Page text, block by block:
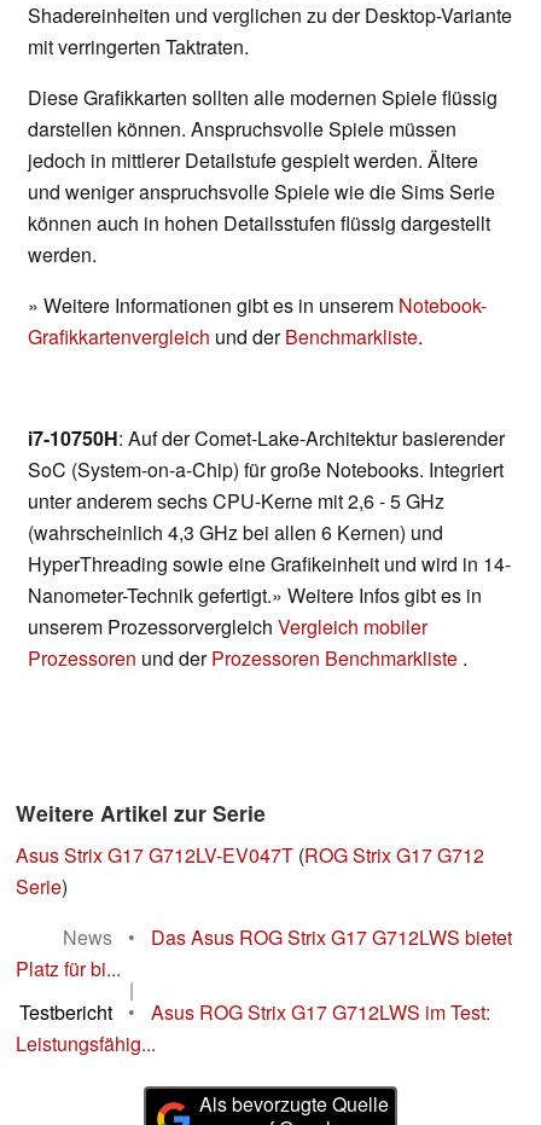
Shadereinheiten und verglichen zu der Desktop-Variante
mit verringerten Taktraten.
Diese Grafikkarten sollten alle modernen Spiele flüssig
darstellen können. Anspruchsvolle Spiele müssen
jedoch in mittlerer Detailstufe gespielt werden. Ältere
und weniger anspruchsvolle Spiele wie die Sims Serie
können auch in hohen Detailsstufen flüssig dargestellt
werden.
» Weitere Informationen gibt es in unserem Notebook-
Grafikkartenvergleich und derBenchmarkliste.
i7-10750H: Auf der Comet-Lake-Architektur basierender
SoC (System-on-a-Chip) für große Notebooks. Integriert
unter anderem sechs CPU-Kerne mit 2,6 - 5 GHz
(wahrscheinlich 4,3 GHz bei allen 6 Kernen) und
HyperThreading sowie eine Grafikeinheit und wird in 14-
Nanometer-Technik gefertigt.» Weitere Infos gibt es in
unserem Prozessorvergleich Vergleich mobiler
Prozessoren und derProzessoren Benchmarkliste .
Weitere Artikel zur Serie
Asus Strix G17 G712LV-EV047T (ROG Strix G17 G712
Serie)
News
•
Das Asus ROG Strix G17 G712LWS bietet
Platz für bi...
|
Testbericht
•
Asus ROG Strix G17 G712LWS im Test:
Leistungsfähig...
Als bevorzugte Quelle